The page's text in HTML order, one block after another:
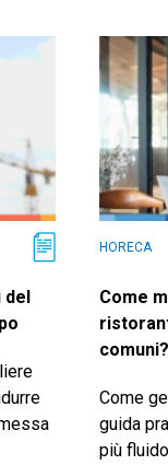
del
HORECA
Come
comuni?
Come
guida
più